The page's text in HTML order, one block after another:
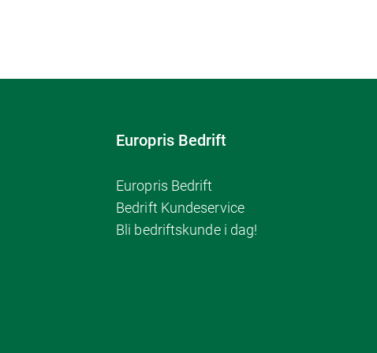
Europris Bedrift
Europris Bedrift
Bedrift Kundeservice
Bli bedriftskunde i dag!